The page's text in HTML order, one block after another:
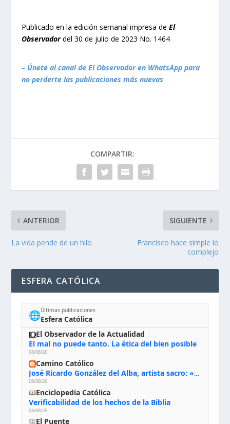
Publicado en la edición semanal impresa deEl
Observadordel 30 de julio de 2023 No. 1464
– Únete al canal de El Observador en WhatsApp para
no perderte las publicaciones más nuevas
COMPARTIR:
ANTERIOR
La vida pende de un hilo
SIGUIENTE
Francisco hace simple lo
complejo
ESFERA CATÓLICA
🌐Últimas publicaciones
Esfera Católica
El Observador de la Actualidad
El mal no puede tanto. La ética del bien posible
08/08/26
Camino Católico
José Ricardo González del Alba, artista sacro: «Yo oro, hablo con Dios, le pido al Espíritu Santo su inspiración y siempre pinto rezando el rosario para que sea Él quien actúe a través de mis manos»
08/08/26
Enciclopedia Católica
Verificabilidad de los hechos de la Biblia
08/08/26
El Puente